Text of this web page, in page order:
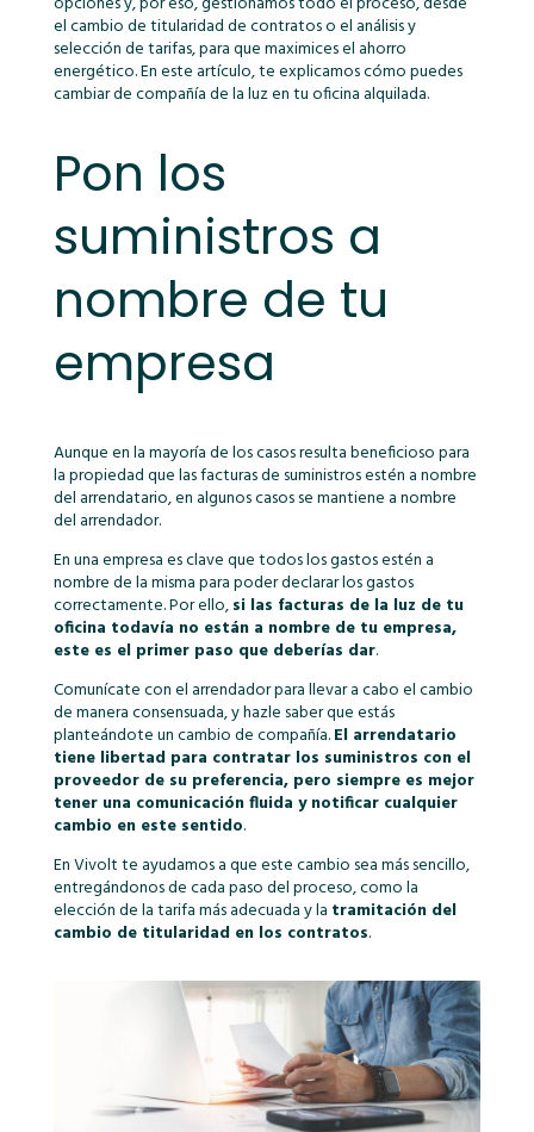
el cambio de titularidad de contratos o el análisis y
selección de tarifas, para que maximices el ahorro
energético. En este artículo, te explicamos cómo puedes
cambiar de compañía de la luz en tu oficina alquilada.
Pon los
suministros a
nombre de tu
empresa
Aunque en la mayoría de los casos resulta beneficioso para
la propiedad que las facturas de suministros estén a nombre
del arrendatario, en algunos casos se mantiene a nombre
del arrendador.
En una empresa es clave que todos los gastos estén a
nombre de la misma para poder declarar los gastos
correctamente. Por ello,si las facturas de la luz de tu
oficina todavía no están a nombre de tu empresa,
este es el primer paso que deberías dar.
Comunícate con el arrendador para llevar a cabo el cambio
de manera consensuada, y hazle saber que estás
planteándote un cambio de compañía.El arrendatario
tiene libertad para contratar los suministros con el
proveedor de su preferencia, pero siempre es mejor
tener una comunicación fluida y notificar cualquier
cambio en este sentido.
En Vivolt te ayudamos a que este cambio sea más sencillo,
entregándonos de cada paso del proceso, como la
elección de la tarifa más adecuada y la tramitación del
cambio de titularidad en los contratos.